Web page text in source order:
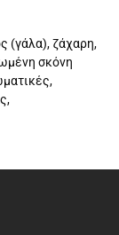
(γάλα), ζάχαρη,
σκόνη